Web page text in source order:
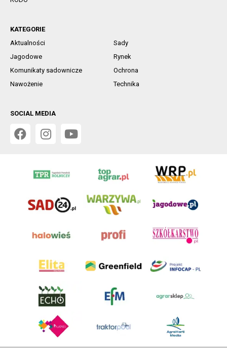
KATEGORIE
Aktualności
Sady
Jagodowe
Rynek
Komunikaty sadownicze
Ochrona
Nawożenie
Technika
SOCIAL MEDIA